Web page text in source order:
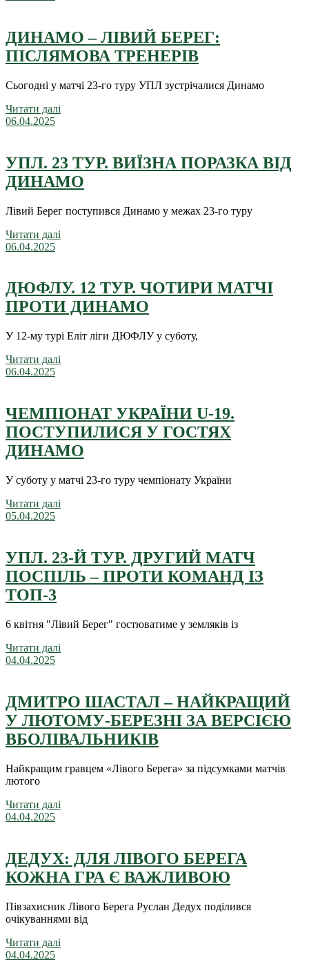
ДИНАМО – ЛІВИЙ БЕРЕГ:
ПІСЛЯМОВА ТРЕНЕРІВ
Сьогодні у матчі 23-го туру УПЛ зустрічалися Динамо
Читати далі
06.04.2025
УПЛ. 23 ТУР. ВИЇЗНА ПОРАЗКА ВІД
ДИНАМО
Лівий Берег поступився Динамо у межах 23-го туру
Читати далі
06.04.2025
ДЮФЛУ. 12 ТУР. ЧОТИРИ МАТЧІ
ПРОТИ ДИНАМО
У 12-му турі Еліт ліги ДЮФЛУ у суботу,
Читати далі
06.04.2025
ЧЕМПІОНАТ УКРАЇНИ U-19.
ПОСТУПИЛИСЯ У ГОСТЯХ
ДИНАМО
У суботу у матчі 23-го туру чемпіонату України
Читати далі
05.04.2025
УПЛ. 23-Й ТУР. ДРУГИЙ МАТЧ
ПОСПІЛЬ – ПРОТИ КОМАНД ІЗ
ТОП-3
6 квітня "Лівий Берег" гостюватиме у земляків із
Читати далі
04.04.2025
ДМИТРО ШАСТАЛ – НАЙКРАЩИЙ
У ЛЮТОМУ-БЕРЕЗНІ ЗА ВЕРСІЄЮ
ВБОЛІВАЛЬНИКІВ
Найкращим гравцем «Лівого Берега» за підсумками матчів
лютого
Читати далі
04.04.2025
ДЕДУХ: ДЛЯ ЛІВОГО БЕРЕГА
КОЖНА ГРА Є ВАЖЛИВОЮ
Півзахисник Лівого Берега Руслан Дедух поділився
очікуваннями від
Читати далі
04.04.2025